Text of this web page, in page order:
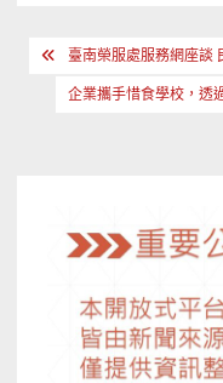
文 臺南榮服處服務網座談
企業攜手惜食學校，透